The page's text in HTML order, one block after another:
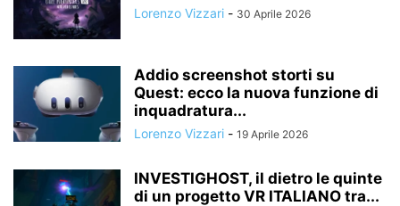
Lorenzo Vizzari - 30 Aprile 2026
Addio screenshot storti su
Quest: ecco la nuova funzione di
inquadratura...
Lorenzo Vizzari - 19 Aprile 2026
INVESTIGHOST, il dietro le quinte
di un progetto VR ITALIANO tra...